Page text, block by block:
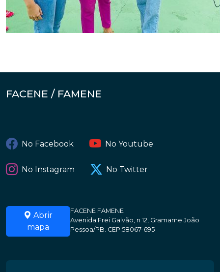
FACENE / FAMENE
No Facebook No Youtube
No Instagram No Twitter
Abrir
mapa
FACENE FAMENE
Avenida Frei Galvão, n 12, Gramame João
Pessoa/PB. CEP:58067-695